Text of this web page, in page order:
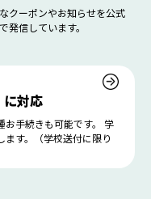
クーポンやお知らせを公式
発信しています。
に対応
お手続きも可能です。 学
す。（学校送付に限り